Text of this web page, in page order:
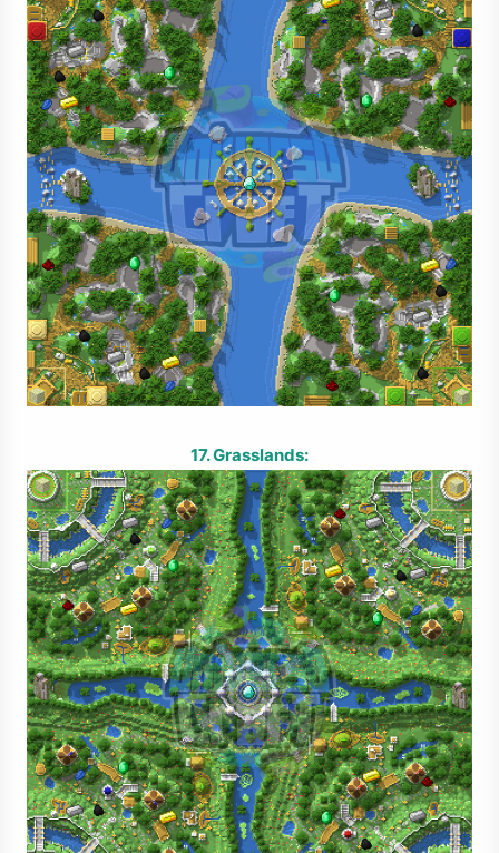
17. Grasslands: